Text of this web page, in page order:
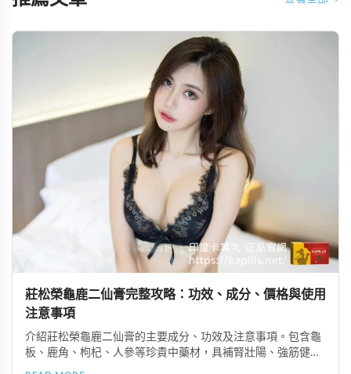
莊松榮龜鹿二仙膏完整攻略：功效、成分、價格與使用
注意事項
介紹莊松榮龜鹿二仙膏的主要成分、功效及注意事項。包含龜
板、鹿角、枸杞、人參等珍貴中藥材，具補腎壯陽、強筋健